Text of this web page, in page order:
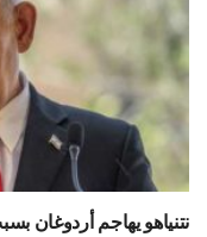
نتنياهو يهاجم أردوغان